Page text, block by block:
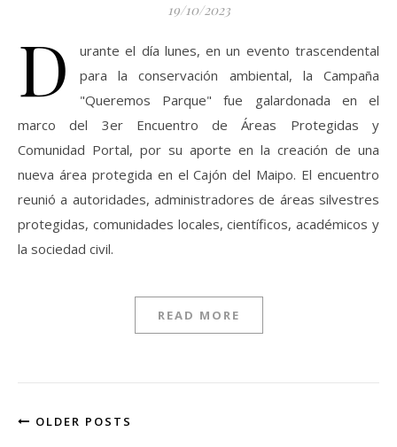
19/10/2023
D
urante el día lunes, en un evento trascendental
para la conservación ambiental, la Campaña
"Queremos Parque" fue galardonada en el
marco del 3er Encuentro de Áreas Protegidas y
Comunidad Portal, por su aporte en la creación de una
nueva área protegida en el Cajón del Maipo. El encuentro
reunió a autoridades, administradores de áreas silvestres
protegidas, comunidades locales, científicos, académicos y
la sociedad civil.
READ MORE
OLDER POSTS